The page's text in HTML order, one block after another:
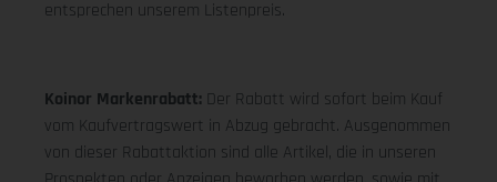
entsprechen unserem Listenpreis.
Koinor Markenrabatt: Der Rabatt wird sofort beim Kauf
vom Kaufvertragswert in Abzug gebracht. Ausgenommen
von dieser Rabattaktion sind alle Artikel, die in unseren